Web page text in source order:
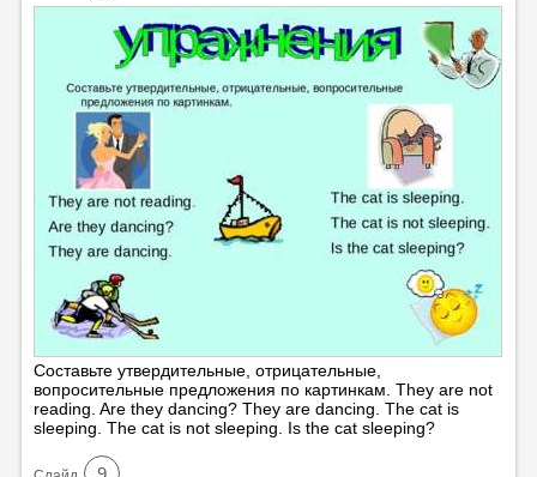
Составьте утвердительные, отрицательные,
вопросительные предложения по картинкам. They are not
reading. Are they dancing? They are dancing. The cat is
sleeping. The cat is not sleeping. Is the cat sleeping?